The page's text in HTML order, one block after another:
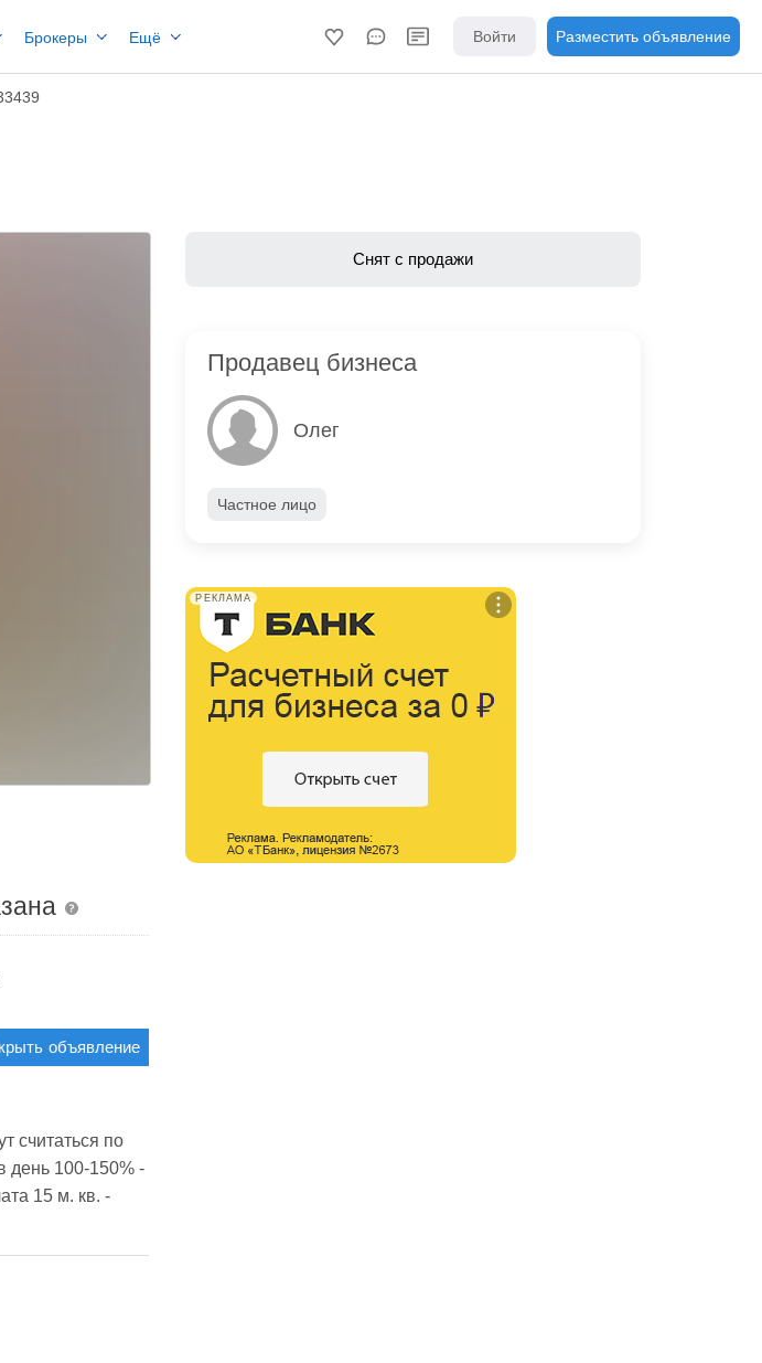
Брокеры Ещё Войти Разместить объявление
объявление
считаться по
день 100-150% -
15 м. кв. -
Снят с продажи
Продавец бизнеса
Олег
Частное лицо
РЕКЛАМА